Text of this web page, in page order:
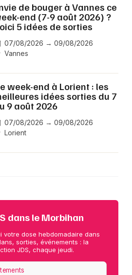
de bouger à Vannes ce
end (7-9 août 2026) ?
5 idées de sorties
07/08/2026 → 09/08/2026
Vannes
week-end à Lorient : les
idées sorties du 7
9 août 2026
07/08/2026 → 09/08/2026
Lorient
dans le Morbihan
votre dose hebdomadaire dans
sorties, événements : la
JDS, chaque jeudi.